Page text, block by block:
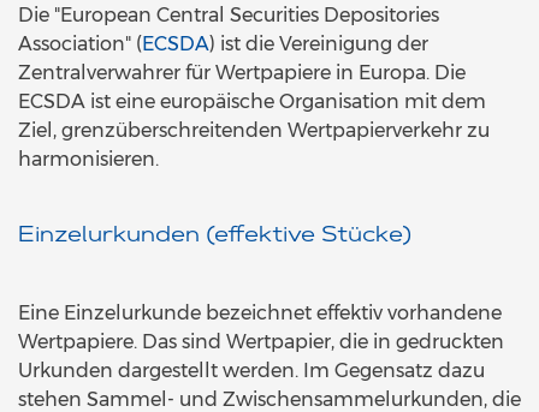
Die "European Central Securities Depositories
Association" (ECSDA) ist die Vereinigung der
Zentralverwahrer für Wertpapiere in Europa. Die
ECSDA ist eine europäische Organisation mit dem
Ziel, grenzüberschreitenden Wertpapierverkehr zu
harmonisieren.
Einzelurkunden (effektive Stücke)
Eine Einzelurkunde bezeichnet effektiv vorhandene
Wertpapiere. Das sind Wertpapier, die in gedruckten
Urkunden dargestellt werden. Im Gegensatz dazu
stehen Sammel- und Zwischensammelurkunden, die